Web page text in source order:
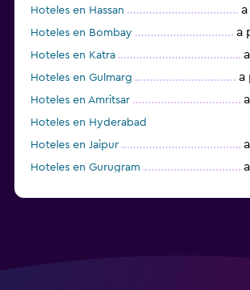
Hoteles en Hassan a
Hoteles en Bombay a
Hoteles en Katra
Hoteles en Gulmarg a
Hoteles en Amritsar
Hoteles en Hyderabad
Hoteles en Jaipur
Hoteles en Gurugram